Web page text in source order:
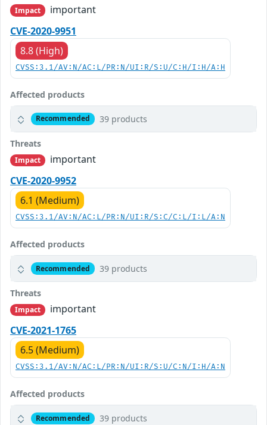
Impact
important
CVE-2020-9951
8.8 (High)
CVSS:3.1/AV:N/AC:L/PR:N/UI:R/S:U/C:H/I:H/A:H
Affected products
Recommended 39 products
Threats
Impact
important
CVE-2020-9952
6.1 (Medium)
CVSS:3.1/AV:N/AC:L/PR:N/UI:R/S:C/C:L/I:L/A:N
Affected products
Recommended 39 products
Threats
Impact
important
CVE-2021-1765
6.5 (Medium)
CVSS:3.1/AV:N/AC:L/PR:N/UI:R/S:U/C:N/I:H/A:N
Affected products
Recommended 39 products